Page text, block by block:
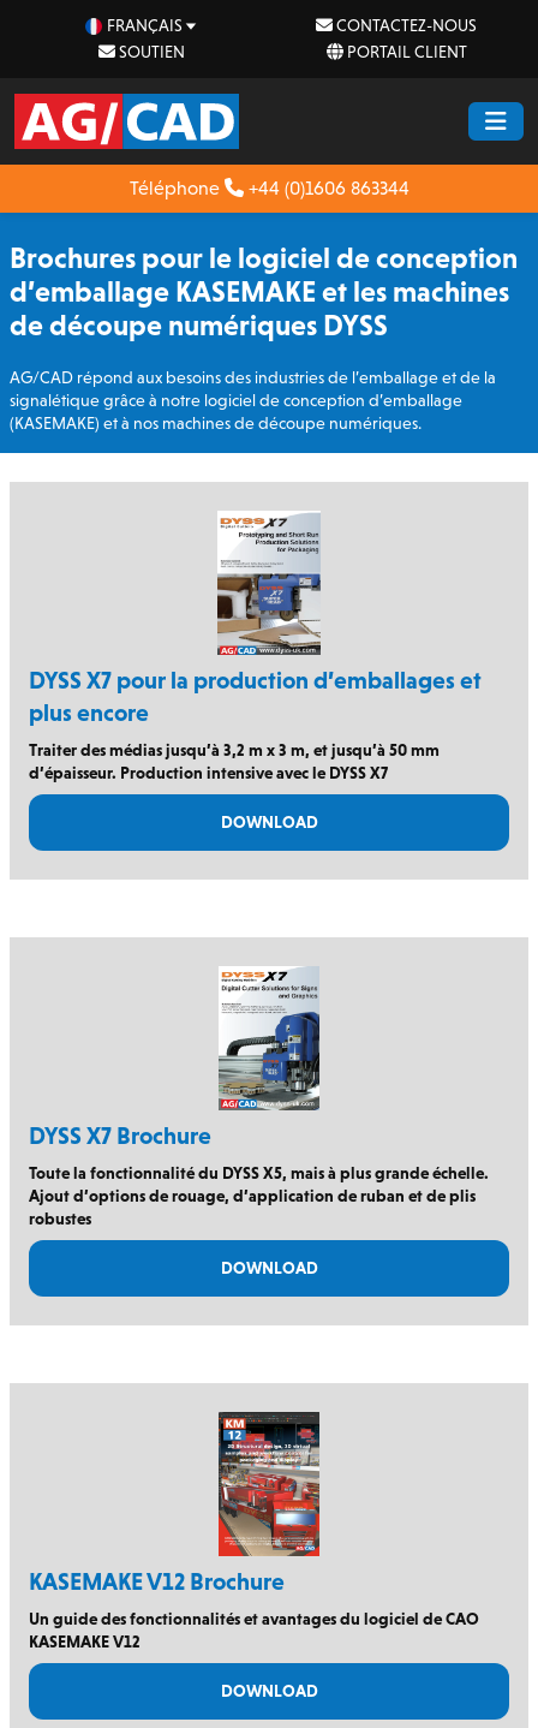
FRANÇAIS
CONTACTEZ-NOUS
SOUTIEN
PORTAIL CLIENT
Téléphone +44 (0)1606 863344
Brochures pour le logiciel de conception
d’emballage KASEMAKE et les machines
de découpe numériques DYSS
AG/CAD répond aux besoins des industries de l’emballage et de la
signalétique grâce à notre logiciel de conception d’emballage
(KASEMAKE) et à nos machines de découpe numériques.
DYSS X7 pour la production d’emballages et
plus encore
Traiter des médias jusqu’à 3,2 m x 3 m, et jusqu’à 50 mm
d’épaisseur. Production intensive avec le DYSS X7
DOWNLOAD
DYSS X7 Brochure
Toute la fonctionnalité du DYSS X5, mais à plus grande échelle.
Ajout d’options de rouage, d’application de ruban et de plis
robustes
DOWNLOAD
KASEMAKE V12 Brochure
Un guide des fonctionnalités et avantages du logiciel de CAO
KASEMAKE V12
DOWNLOAD